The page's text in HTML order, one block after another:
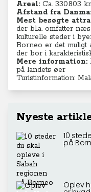
Areal: Ca. 330.803
Afstand fra
Mest besøgte
der bl.a. omfatter
kulturelle steder i
Borneo er det muligt
der bor i
Mere information:
på landets øer
Turistinformation:
Nyeste
10
på
Oplev